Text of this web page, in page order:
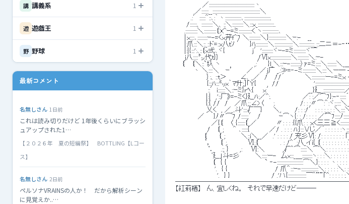
講 講義系 1
遊 遊戯王 1
野 野球 1
最新コメント
名無しさん 1日前
これは読み切りだけど 1年後くらいにブラッシ
ュアップされた1…
【２０２６年 夏の短編祭】 BOTTLING【Lコー
ス】
名無しさん 2日前
ペルソナVRAINSの人か！ だから解析シーン
に見覚えか..…
／:::::::::::::::::::::::::::::::::::::::::::::丶
／:::::::__:::::::::::::::::::::::::::::::::::::::::::::::＼
.:′::::::＾::､:｀丶::::::::::::::::､::::::::::::::::::::::::::.
/:::::::、:::::::::::＼、::＼:::::::::::＼:::x_::::::::::::::::..
.::::::::::::＼::::::::::::｛Ｘ^ｰ=ミ:::::::::::::く ヽ::::::::::::::::､
|:x::::､::::::::::ｰ-=くｘ芹ｆ^7 ＼:::::::::::＼}:::::::::::::::::＼ｰ:-　 __　　　　　　
|:爪:::＼::_::ド=::x八ｔｿ ′　 }ﾊ::::::::::::＼::::::::::::::::::＼:::::::::::::::_:::二ニ
|:|{:::':､::｛x弍､ヾ{　　　　 　 j′':::::::::::ヾｰ-=ミ::::::::::::ヾ￣
j八:::::㌧:代ｔ}｝　　　　　　　　 /Ⅵx::::::::::::::::::::＼:::::::::::＼:ｰ-
｛ 　｛＼::`圦 ヽ　　　　　　　 ,:′　}l_＼:::ｰ-::::::::::〉ｧ=ミ:::::＼:::::::::
丶 ＼::::＼　 ｰ’　　　／　 ／j厂 _.:≫=‐-ミ:::::::::::::＼::::＼ー―
｝:、::t＞　　　∠、_／　/　 //´　　　　 ＼:::::::::::::ー-=ミｘ -
{:::ﾊ:::㍉x｀ﾏ升;]「Y{　　　 // 　 　 　 　 　
::′ｉ:::::::＼::ｰミ}rﾍ:{　　ｘ′　　　　　　 　 __}廴_:::::::::::::::::::::
|:|　,'::厂》=-ミく}廴ﾊ:／^:.　　　　　　　／: :／⌒7}:-
{:{ //　/　 ／爪;;∠>〈　　:.　　　　　 /: : :〃⌒:＾:ヾ:;::::＼
乂く　, ／_..斗'::::√￣}　　 ＼,　 　 /: : :/′: : : :_:_: :＼::::＼
／　　}ﾉ〃⌒7 /::::::;′ /　　　　ｰ⌒ヽ{: : /: : : : ／⌒7:::::ﾉ:::::::::
／{｛　 〈 {:::::::｛_／　 　 　 〃: : : :{{爪: : :xく三三≧く
/ 　｛ ;　　＾ ､::::::{　 　 　 ／/ . : : : ﾊ:}:::∨じ／´: : : : : :ヽ
｛　　 ｛ ;　　　 ＼::i＼__／　.' : : : : / 充彡Ⅵ: /: : : : : : : :
‘， 　 ｛ ;.　 　 　 Ⅵ:｛ 　 　 　 . : /^´:八_イi{_｛ : : : : : : : : :
ﾟ． 　.:; }　　 ,: 　 Ⅵ:＼　 　 　,√＾⌒::::::＼⌒＼: : : : : : : : :
ﾞ廴」斗=彡　　　 ＼:::::ー-　厶x:::_＿::::::::::ヽ: : :＼: : : : : : : :
｛　{ {　　　　　　　　 ` ‐-::::::::::::::::::::::::::⌒＼}: : : : 丶: : : : :
'.　{ {　　　　　　　　　　 / 爪＾:::ｰ-:::::::::::::::::＼: : : : :＼: : :
'.　} } 　 　 　 　 　 　 / .'ハ{::::::::::::::::::￣＾¨¨｢^: : : : : :.＼:
【紅莉栖】　ん、宜しくね。　それで早速だけど―――